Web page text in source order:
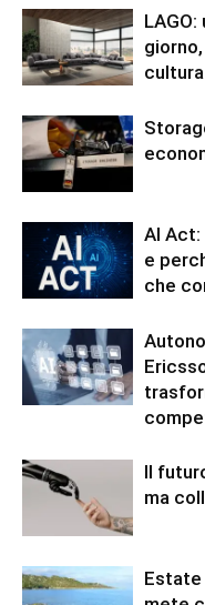
AI
e
che
Il
ma
Estate